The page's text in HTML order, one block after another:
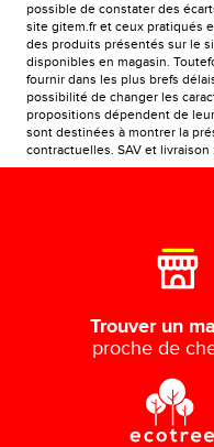
possible de constater des
site gitem.fr et ceux pratiqués
des produits présentés sur le
disponibles en magasin.
fournir dans les plus brefs
possibilité de changer les
propositions dépendent de
sont destinées à montrer la
contractuelles. SAV et
Trouver un
proche de